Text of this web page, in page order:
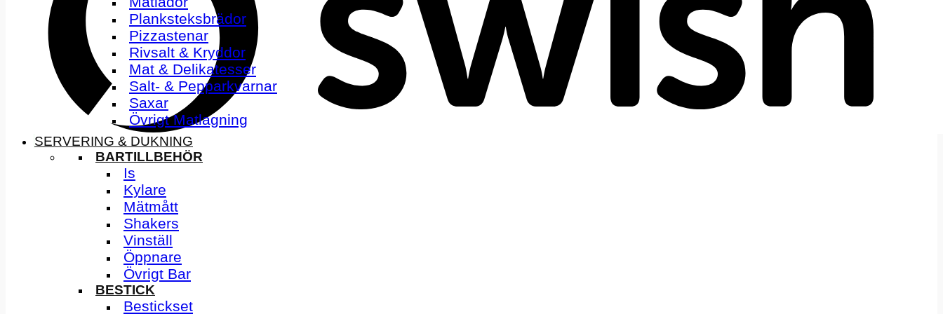
Planksteksbrädor
Pizzastenar
Rivsalt & Kryddor
Mat & Delikatesser
Salt- & Pepparkvarnar
Saxar
Övrigt Matlagning
SERVERING & DUKNING
BARTILLBEHÖR
Is
Kylare
Mätmått
Shakers
Vinställ
Öppnare
Övrigt Bar
BESTICK
Bestickset